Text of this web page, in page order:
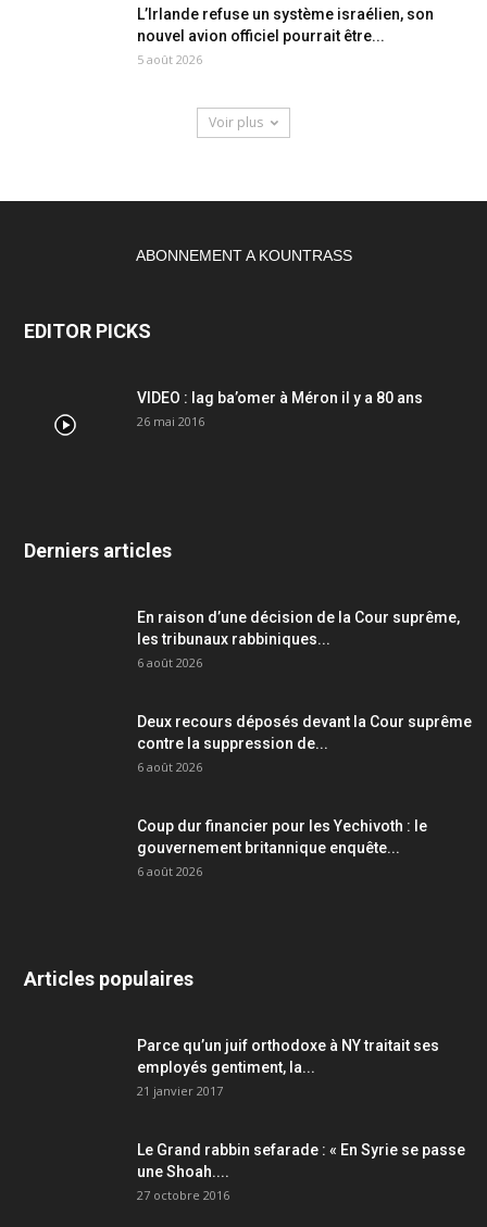
L’Irlande refuse un système israélien, son
nouvel avion officiel pourrait être...
5 août 2026
Voir plus
ABONNEMENT A KOUNTRASS
EDITOR PICKS
VIDEO : lag ba’omer à Méron il y a 80 ans
26 mai 2016
Derniers articles
En raison d’une décision de la Cour suprême,
les tribunaux rabbiniques...
6 août 2026
Deux recours déposés devant la Cour suprême
contre la suppression de...
6 août 2026
Coup dur financier pour les Yechivoth : le
gouvernement britannique enquête...
6 août 2026
Articles populaires
Parce qu’un juif orthodoxe à NY traitait ses
employés gentiment, la...
21 janvier 2017
Le Grand rabbin sefarade : « En Syrie se passe
une Shoah....
27 octobre 2016